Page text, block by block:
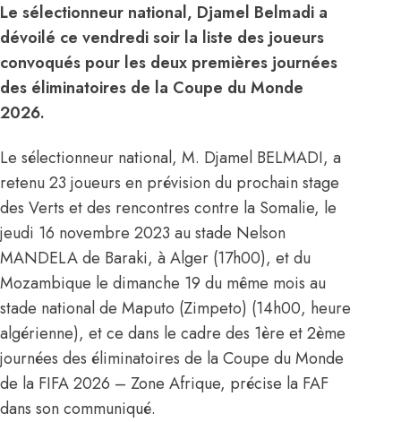
Le sélectionneur national, Djamel Belmadi a
dévoilé ce vendredi soir la liste des joueurs
convoqués pour les deux premières journées
des éliminatoires de la Coupe du Monde
2026.
Le sélectionneur national, M. Djamel BELMADI, a
retenu 23 joueurs en prévision du prochain stage
des Verts et des rencontres contre la Somalie, le
jeudi 16 novembre 2023 au stade Nelson
MANDELA de Baraki, à Alger (17h00), et du
Mozambique le dimanche 19 du même mois au
stade national de Maputo (Zimpeto) (14h00, heure
algérienne), et ce dans le cadre des 1ère et 2ème
journées des éliminatoires de la Coupe du Monde
de la FIFA 2026 – Zone Afrique, précise la FAF
dans son communiqué.